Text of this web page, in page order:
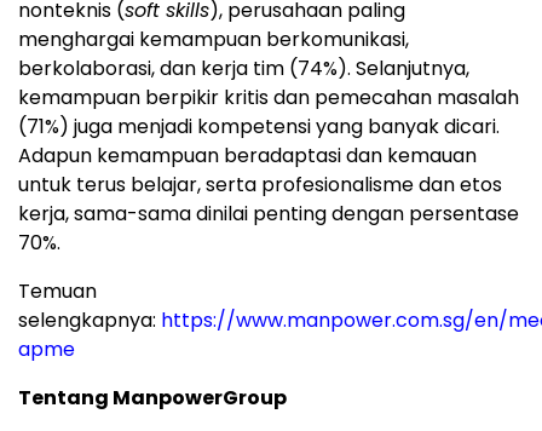
nonteknis (soft skills), perusahaan paling
menghargai kemampuan berkomunikasi,
berkolaborasi, dan kerja tim (74%). Selanjutnya,
kemampuan berpikir kritis dan pemecahan masalah
(71%) juga menjadi kompetensi yang banyak dicari.
Adapun kemampuan beradaptasi dan kemauan
untuk terus belajar, serta profesionalisme dan etos
kerja, sama-sama dinilai penting dengan persentase
70%.
Temuan
selengkapnya: https://www.manpower.com.sg/en/
apme
Tentang ManpowerGroup